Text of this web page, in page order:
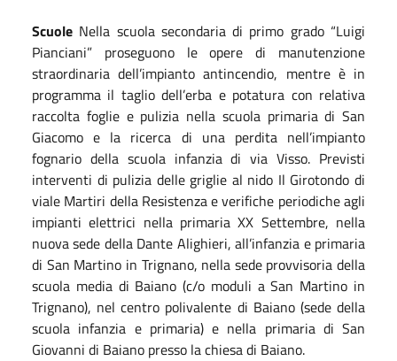
Scuole Nella scuola secondaria di primo grado “Luigi
Pianciani” proseguono le opere di manutenzione
straordinaria dell’impianto antincendio, mentre è in
programma il taglio dell’erba e potatura con relativa
raccolta foglie e pulizia nella scuola primaria di San
Giacomo e la ricerca di una perdita nell’impianto
fognario della scuola infanzia di via Visso. Previsti
interventi di pulizia delle griglie al nido Il Girotondo di
viale Martiri della Resistenza e verifiche periodiche agli
impianti elettrici nella primaria XX Settembre, nella
nuova sede della Dante Alighieri, all’infanzia e primaria
di San Martino in Trignano, nella sede provvisoria della
scuola media di Baiano (c/o moduli a San Martino in
Trignano), nel centro polivalente di Baiano (sede della
scuola infanzia e primaria) e nella primaria di San
Giovanni di Baiano presso la chiesa di Baiano.